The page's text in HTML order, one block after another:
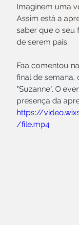
Imaginem uma
Assim está a
saber que o seu
de serem pais.
Faa comentou
final de semana,
"Suzanne". O
presença da
https://
/file.mp4